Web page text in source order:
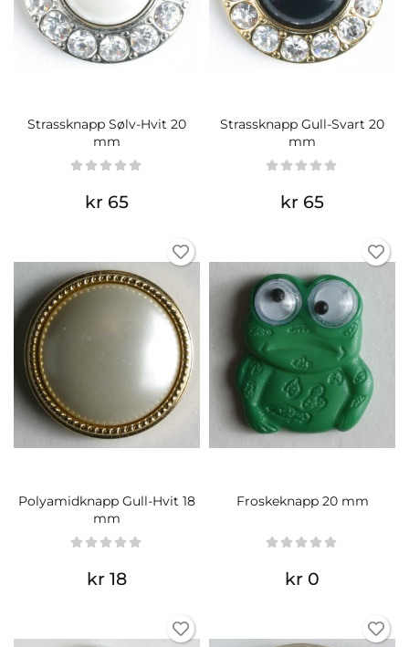
Strassknapp Sølv-Hvit 20
mm
kr 65
Strassknapp Gull-Svart 20
mm
kr 65
Polyamidknapp Gull-Hvit 18
mm
kr 18
Froskeknapp 20 mm
kr 0